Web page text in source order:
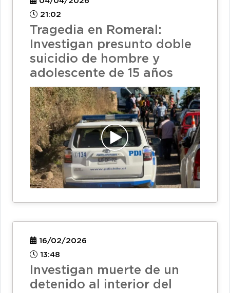
21:02
Tragedia en Romeral:
Investigan presunto doble
suicidio de hombre y
adolescente de 15 años
16/02/2026
13:48
Investigan muerte de un
detenido al interior del